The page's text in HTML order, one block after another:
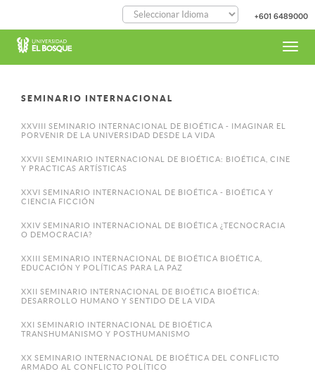
contenido
principal
+601 6489000
SEMINARIO INTERNACIONAL
XXVIII SEMINARIO INTERNACIONAL DE BIOÉTICA - IMAGINAR EL
PORVENIR DE LA UNIVERSIDAD DESDE LA VIDA
XXVII SEMINARIO INTERNACIONAL DE BIOÉTICA: BIOÉTICA, CINE
Y PRACTICAS ARTÍSTICAS
XXVI SEMINARIO INTERNACIONAL DE BIOÉTICA - BIOÉTICA Y
CIENCIA FICCIÓN
XXIV SEMINARIO INTERNACIONAL DE BIOÉTICA ¿TECNOCRACIA
O DEMOCRACIA?
XXIII SEMINARIO INTERNACIONAL DE BIOÉTICA BIOÉTICA,
EDUCACIÓN Y POLÍTICAS PARA LA PAZ
XXII SEMINARIO INTERNACIONAL DE BIOÉTICA BIOÉTICA:
DESARROLLO HUMANO Y SENTIDO DE LA VIDA
XXI SEMINARIO INTERNACIONAL DE BIOÉTICA
TRANSHUMANISMO Y POSTHUMANISMO
XX SEMINARIO INTERNACIONAL DE BIOÉTICA DEL CONFLICTO
ARMADO AL CONFLICTO POLÍTICO